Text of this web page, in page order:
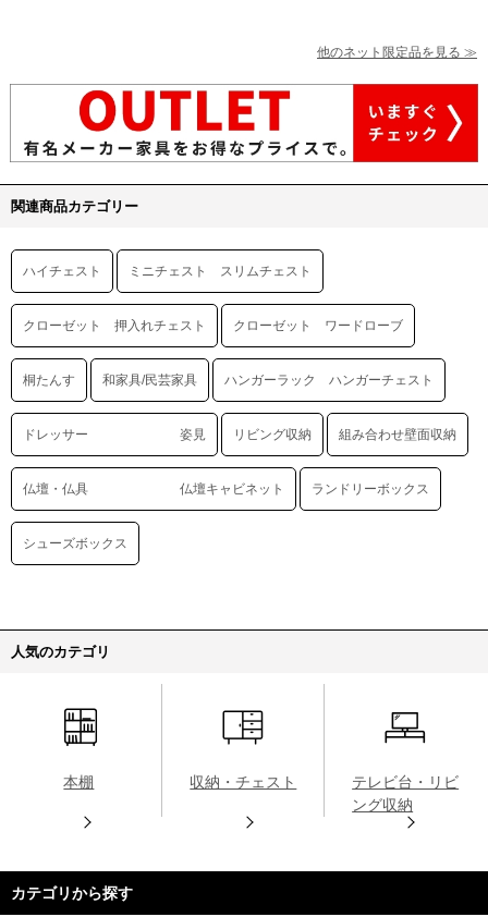
他のネット限定品を見る ≫
関連商品カテゴリー
ハイチェスト ミニチェスト スリムチェスト
クローゼット 押入れチェスト クローゼット ワードローブ
桐たんす 和家具/民芸家具 ハンガーラック ハンガーチェスト
ドレッサー 姿見 リビング収納 組み合わせ壁面収納
仏壇・仏具 仏壇キャビネット ランドリーボックス
シューズボックス
人気のカテゴリ
本棚 収納・チェスト
テレビ台・リビ
ング収納
カテゴリから探す